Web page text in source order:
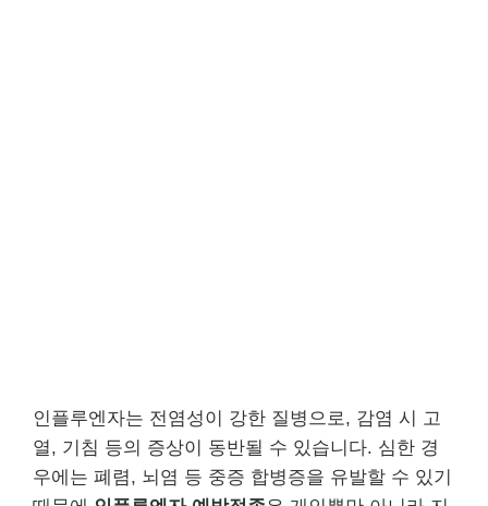
인플루엔자는 전염성이 강한 질병으로, 감염 시 고
열, 기침 등의 증상이 동반될 수 있습니다. 심한 경
우에는 폐렴, 뇌염 등 중증 합병증을 유발할 수 있기